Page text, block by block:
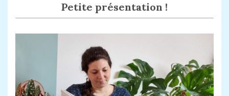
Petite présentation !